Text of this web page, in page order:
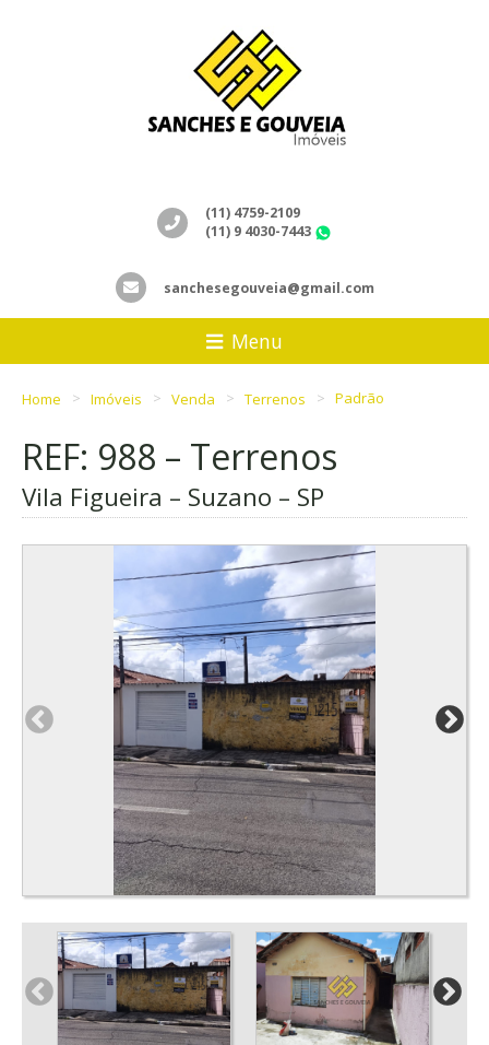
(11) 4759-2109
(11) 9 4030-7443
sanchesegouveia@gmail.com
Menu
Home Imóveis Venda Terrenos Padrão
REF: 988 – Terrenos
Vila Figueira – Suzano – SP